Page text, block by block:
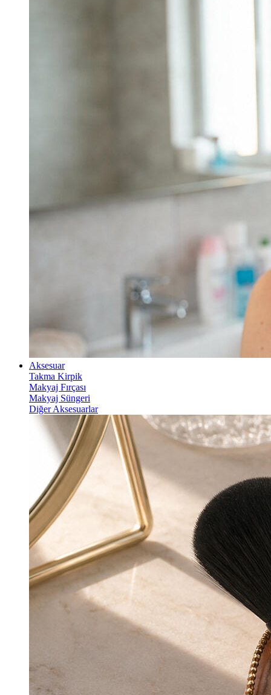
Aksesuar
Takma Kirpik
Makyaj Fırçası
Makyaj Süngeri
Diğer Aksesuarlar